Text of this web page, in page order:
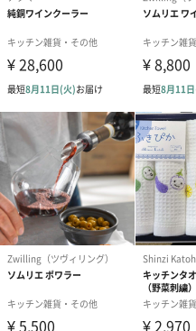
結婚祝い（御結婚御
祝）（110円）
出産
祝）
結婚祝いちょい足しギフト
結婚祝いギフトへの＋αにおす
ションをご用意いたしました。
商品と同梱してお届けいたしま